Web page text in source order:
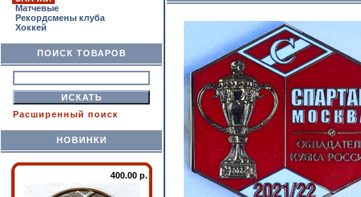
Матчевые
Рекордсмены клуба
Хоккей
ПОИСК ТОВАРОВ
Расширенный поиск
НОВИНКИ
400.00 р.